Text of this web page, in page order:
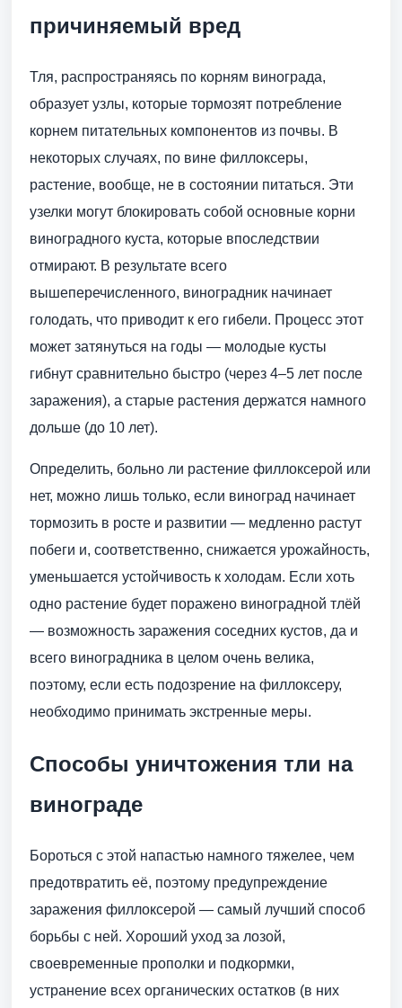
причиняемый вред
Тля, распространяясь по корням винограда,
образует узлы, которые тормозят потребление
корнем питательных компонентов из почвы. В
некоторых случаях, по вине филлоксеры,
растение, вообще, не в состоянии питаться. Эти
узелки могут блокировать собой основные корни
виноградного куста, которые впоследствии
отмирают. В результате всего
вышеперечисленного, виноградник начинает
голодать, что приводит к его гибели. Процесс этот
может затянуться на годы — молодые кусты
гибнут сравнительно быстро (через 4–5 лет после
заражения), а старые растения держатся намного
дольше (до 10 лет).
Определить, больно ли растение филлоксерой или
нет, можно лишь только, если виноград начинает
тормозить в росте и развитии — медленно растут
побеги и, соответственно, снижается урожайность,
уменьшается устойчивость к холодам. Если хоть
одно растение будет поражено виноградной тлёй
— возможность заражения соседних кустов, да и
всего виноградника в целом очень велика,
поэтому, если есть подозрение на филлоксеру,
необходимо принимать экстренные меры.
Способы уничтожения тли на
винограде
Бороться с этой напастью намного тяжелее, чем
предотвратить её, поэтому предупреждение
заражения филлоксерой — самый лучший способ
борьбы с ней. Хороший уход за лозой,
своевременные прополки и подкормки,
устранение всех органических остатков (в них